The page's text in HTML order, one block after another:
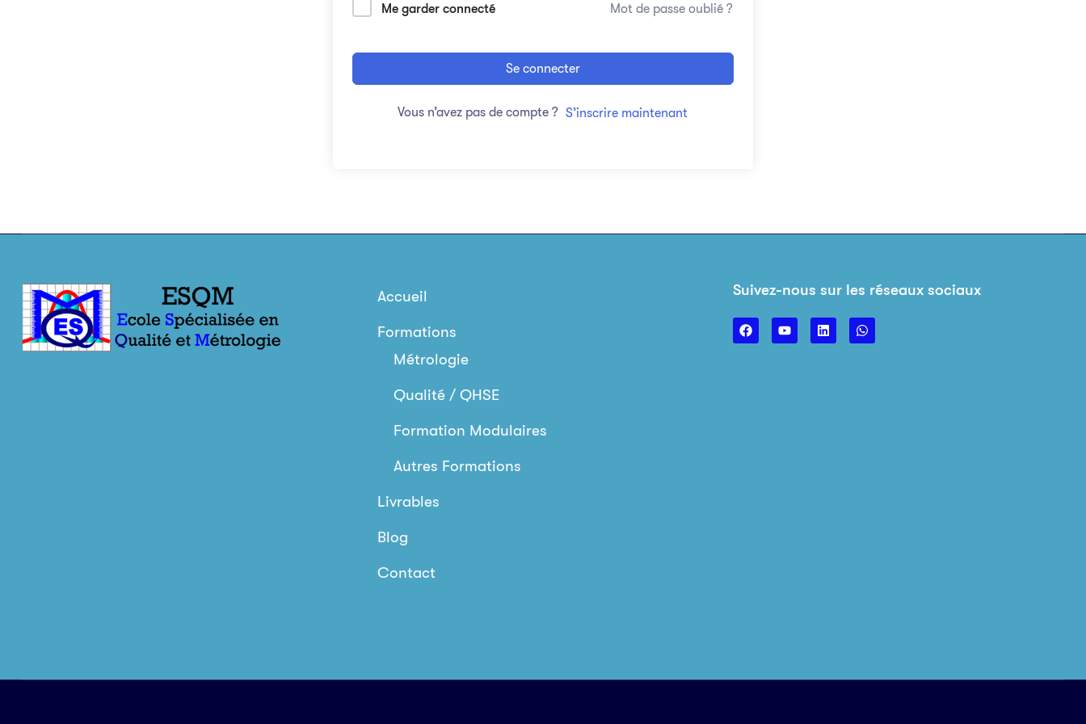
Me garder connecté Mot de passe oublié ?
Se connecter
Vous n’avez pas de compte ? S’inscrire maintenant
Accueil
Formations
Métrologie
Qualité / QHSE
Formation Modulaires
Autres Formations
Livrables
Blog
Contact
Suivez-nous sur les réseaux sociaux